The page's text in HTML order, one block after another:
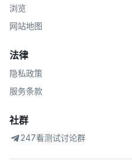
浏览
网站地图
法律
隐私政策
服务条款
社群
247看测试讨论群